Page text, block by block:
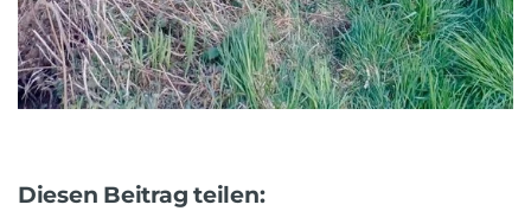
Diesen Beitrag teilen: